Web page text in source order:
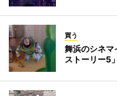
買う
舞浜のシネマ
ストーリー5